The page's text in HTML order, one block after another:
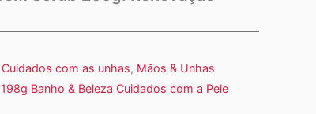
Cuidados com as unhas, Mãos & Unhas
Banho & Beleza Cuidados com a Pele